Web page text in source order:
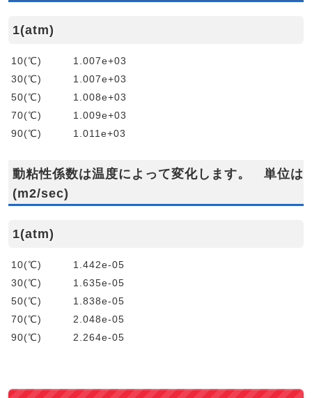
1(atm)
10(℃) 1.007e+03
30(℃) 1.007e+03
50(℃) 1.008e+03
70(℃) 1.009e+03
90(℃) 1.011e+03
動粘性係数は温度によって変化します。 単位は
(m2/sec)
1(atm)
10(℃) 1.442e-05
30(℃) 1.635e-05
50(℃) 1.838e-05
70(℃) 2.048e-05
90(℃) 2.264e-05